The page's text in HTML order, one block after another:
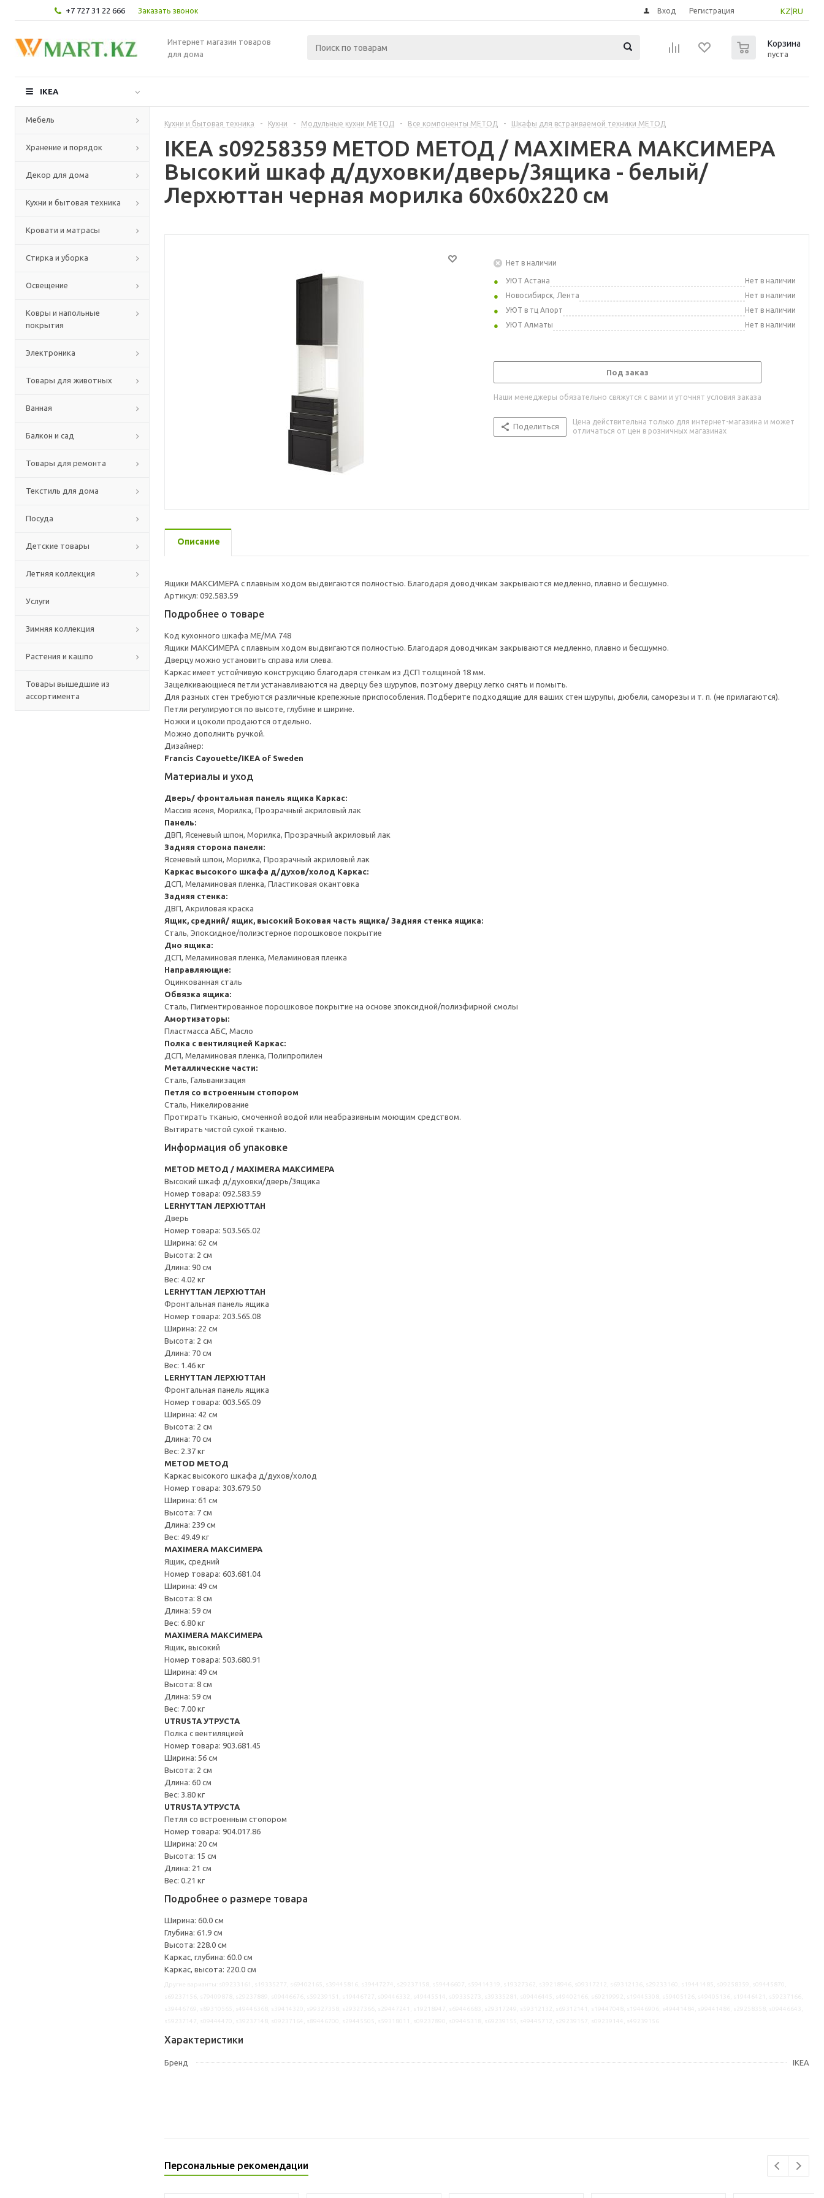
+7 727 31 22 666 Заказать звонок KZ RU
Вход Регистрация
Интернет магазин товаров
для дома
Корзина
пуста
IKEA
Мебель
Хранение и порядок
Декор для дома
Кухни и бытовая техника
Кровати и матрасы
Стирка и уборка
Освещение
Ковры и напольные
покрытия
Электроника
Товары для животных
Ванная
Балкон и сад
Товары для ремонта
Текстиль для дома
Посуда
Детские товары
Летняя коллекция
Услуги
Зимняя коллекция
Растения и кашпо
Товары вышедшие из
ассортимента
Кухни и бытовая техника - Кухни - Модульные кухни МЕТОД - Все компоненты МЕТОД - Шкафы для встраиваемой техники МЕТОД
IKEA s09258359 METOD МЕТОД / MAXIMERA МАКСИМЕРА
Высокий шкаф д/духовки/дверь/3ящика - белый/
Лерхюттан черная морилка 60x60x220 см
Нет в наличии
УЮТ Астана
Нет в наличии
Новосибирск, Лента
Нет в наличии
УЮТ в тц Апорт
Нет в наличии
УЮТ Алматы
Нет в наличии
Под заказ
Наши менеджеры обязательно свяжутся с вами и уточнят условия заказа
Поделиться
Цена действительна только для интернет-магазина и может
отличаться от цен в розничных магазинах
Описание
Ящики МАКСИМЕРА с плавным ходом выдвигаются полностью. Благодаря доводчикам закрываются медленно, плавно и бесшумно.
Артикул: 092.583.59
Подробнее о товаре
Код кухонного шкафа ME/MA 748
Ящики МАКСИМЕРА с плавным ходом выдвигаются полностью. Благодаря доводчикам закрываются медленно, плавно и бесшумно.
Дверцу можно установить справа или слева.
Каркас имеет устойчивую конструкцию благодаря стенкам из ДСП толщиной 18 мм.
Защелкивающиеся петли устанавливаются на дверцу без шурупов, поэтому дверцу легко снять и помыть.
Для разных стен требуются различные крепежные приспособления. Подберите подходящие для ваших стен шурупы, дюбели, саморезы и т. п. (не прилагаются).
Петли регулируются по высоте, глубине и ширине.
Ножки и цоколи продаются отдельно.
Можно дополнить ручкой.
Дизайнер:
Francis Cayouette/IKEA of Sweden
Материалы и уход
Дверь/ фронтальная панель ящика Каркас:
Массив ясеня, Морилка, Прозрачный акриловый лак
Панель:
ДВП, Ясеневый шпон, Морилка, Прозрачный акриловый лак
Задняя сторона панели:
Ясеневый шпон, Морилка, Прозрачный акриловый лак
Каркас высокого шкафа д/духов/холод Каркас:
ДСП, Меламиновая пленка, Пластиковая окантовка
Задняя стенка:
ДВП, Акриловая краска
Ящик, средний/ ящик, высокий Боковая часть ящика/ Задняя стенка ящика:
Сталь, Эпоксидное/полиэстерное порошковое покрытие
Дно ящика:
ДСП, Меламиновая пленка, Меламиновая пленка
Направляющие:
Оцинкованная сталь
Обвязка ящика:
Сталь, Пигментированное порошковое покрытие на основе эпоксидной/полиэфирной смолы
Амортизаторы:
Пластмасса АБС, Масло
Полка с вентиляцией Каркас:
ДСП, Меламиновая пленка, Полипропилен
Металлические части:
Сталь, Гальванизация
Петля со встроенным стопором
Сталь, Никелирование
Протирать тканью, смоченной водой или неабразивным моющим средством.
Вытирать чистой сухой тканью.
Информация об упаковке
METOD МЕТОД / MAXIMERA МАКСИМЕРА
Высокий шкаф д/духовки/дверь/3ящика
Номер товара: 092.583.59
LERHYTTAN ЛЕРХЮТТАН
Дверь
Номер товара: 503.565.02
Ширина: 62 см
Высота: 2 см
Длина: 90 см
Вес: 4.02 кг
LERHYTTAN ЛЕРХЮТТАН
Фронтальная панель ящика
Номер товара: 203.565.08
Ширина: 22 см
Высота: 2 см
Длина: 70 см
Вес: 1.46 кг
LERHYTTAN ЛЕРХЮТТАН
Фронтальная панель ящика
Номер товара: 003.565.09
Ширина: 42 см
Высота: 2 см
Длина: 70 см
Вес: 2.37 кг
METOD МЕТОД
Каркас высокого шкафа д/духов/холод
Номер товара: 303.679.50
Ширина: 61 см
Высота: 7 см
Длина: 239 см
Вес: 49.49 кг
MAXIMERA МАКСИМЕРА
Ящик, средний
Номер товара: 603.681.04
Ширина: 49 см
Высота: 8 см
Длина: 59 см
Вес: 6.80 кг
MAXIMERA МАКСИМЕРА
Ящик, высокий
Номер товара: 503.680.91
Ширина: 49 см
Высота: 8 см
Длина: 59 см
Вес: 7.00 кг
UTRUSTA УТРУСТА
Полка с вентиляцией
Номер товара: 903.681.45
Ширина: 56 см
Высота: 2 см
Длина: 60 см
Вес: 3.80 кг
UTRUSTA УТРУСТА
Петля со встроенным стопором
Номер товара: 904.017.86
Ширина: 20 см
Высота: 15 см
Длина: 21 см
Вес: 0.21 кг
Подробнее о размере товара
Ширина: 60.0 см
Глубина: 61.9 см
Высота: 228.0 см
Каркас, глубина: 60.0 см
Каркас, высота: 220.0 см
Характеристики
Бренд IKEA
Персональные рекомендации